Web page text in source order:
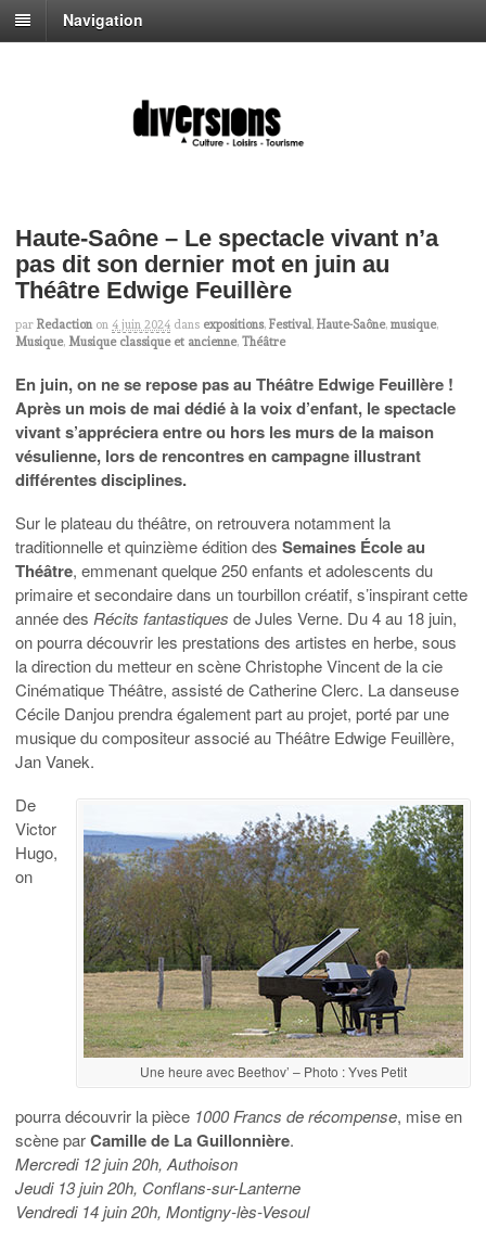
Navigation
Haute-Saône – Le spectacle vivant n’a
pas dit son dernier mot en juin au
Théâtre Edwige Feuillère
par Redaction on 4 juin 2024 dans expositions, Festival, Haute-Saône, musique,
Musique, Musique classique et ancienne, Théâtre
En juin, on ne se repose pas au Théâtre Edwige Feuillère !
Après un mois de mai dédié à la voix d’enfant, le spectacle
vivant s’appréciera entre ou hors les murs de la maison
vésulienne, lors de rencontres en campagne illustrant
différentes disciplines.
Sur le plateau du théâtre, on retrouvera notamment la
traditionnelle et quinzième édition des Semaines École au
Théâtre, emmenant quelque 250 enfants et adolescents du
primaire et secondaire dans un tourbillon créatif, s’inspirant cette
année des Récits fantastiques de Jules Verne. Du 4 au 18 juin,
on pourra découvrir les prestations des artistes en herbe, sous
la direction du metteur en scène Christophe Vincent de la cie
Cinématique Théâtre, assisté de Catherine Clerc. La danseuse
Cécile Danjou prendra également part au projet, porté par une
musique du compositeur associé au Théâtre Edwige Feuillère,
Jan Vanek.
Une heure avec Beethov’ – Photo : Yves Petit
De
Victor
Hugo,
on
pourra découvrir la pièce 1000 Francs de récompense, mise en
scène parCamille de La Guillonnière.
Mercredi 12 juin 20h, Authoison
Jeudi 13 juin 20h, Conflans-sur-Lanterne
Vendredi 14 juin 20h, Montigny-lès-Vesoul